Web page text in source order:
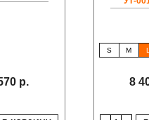
р.
S M L
8